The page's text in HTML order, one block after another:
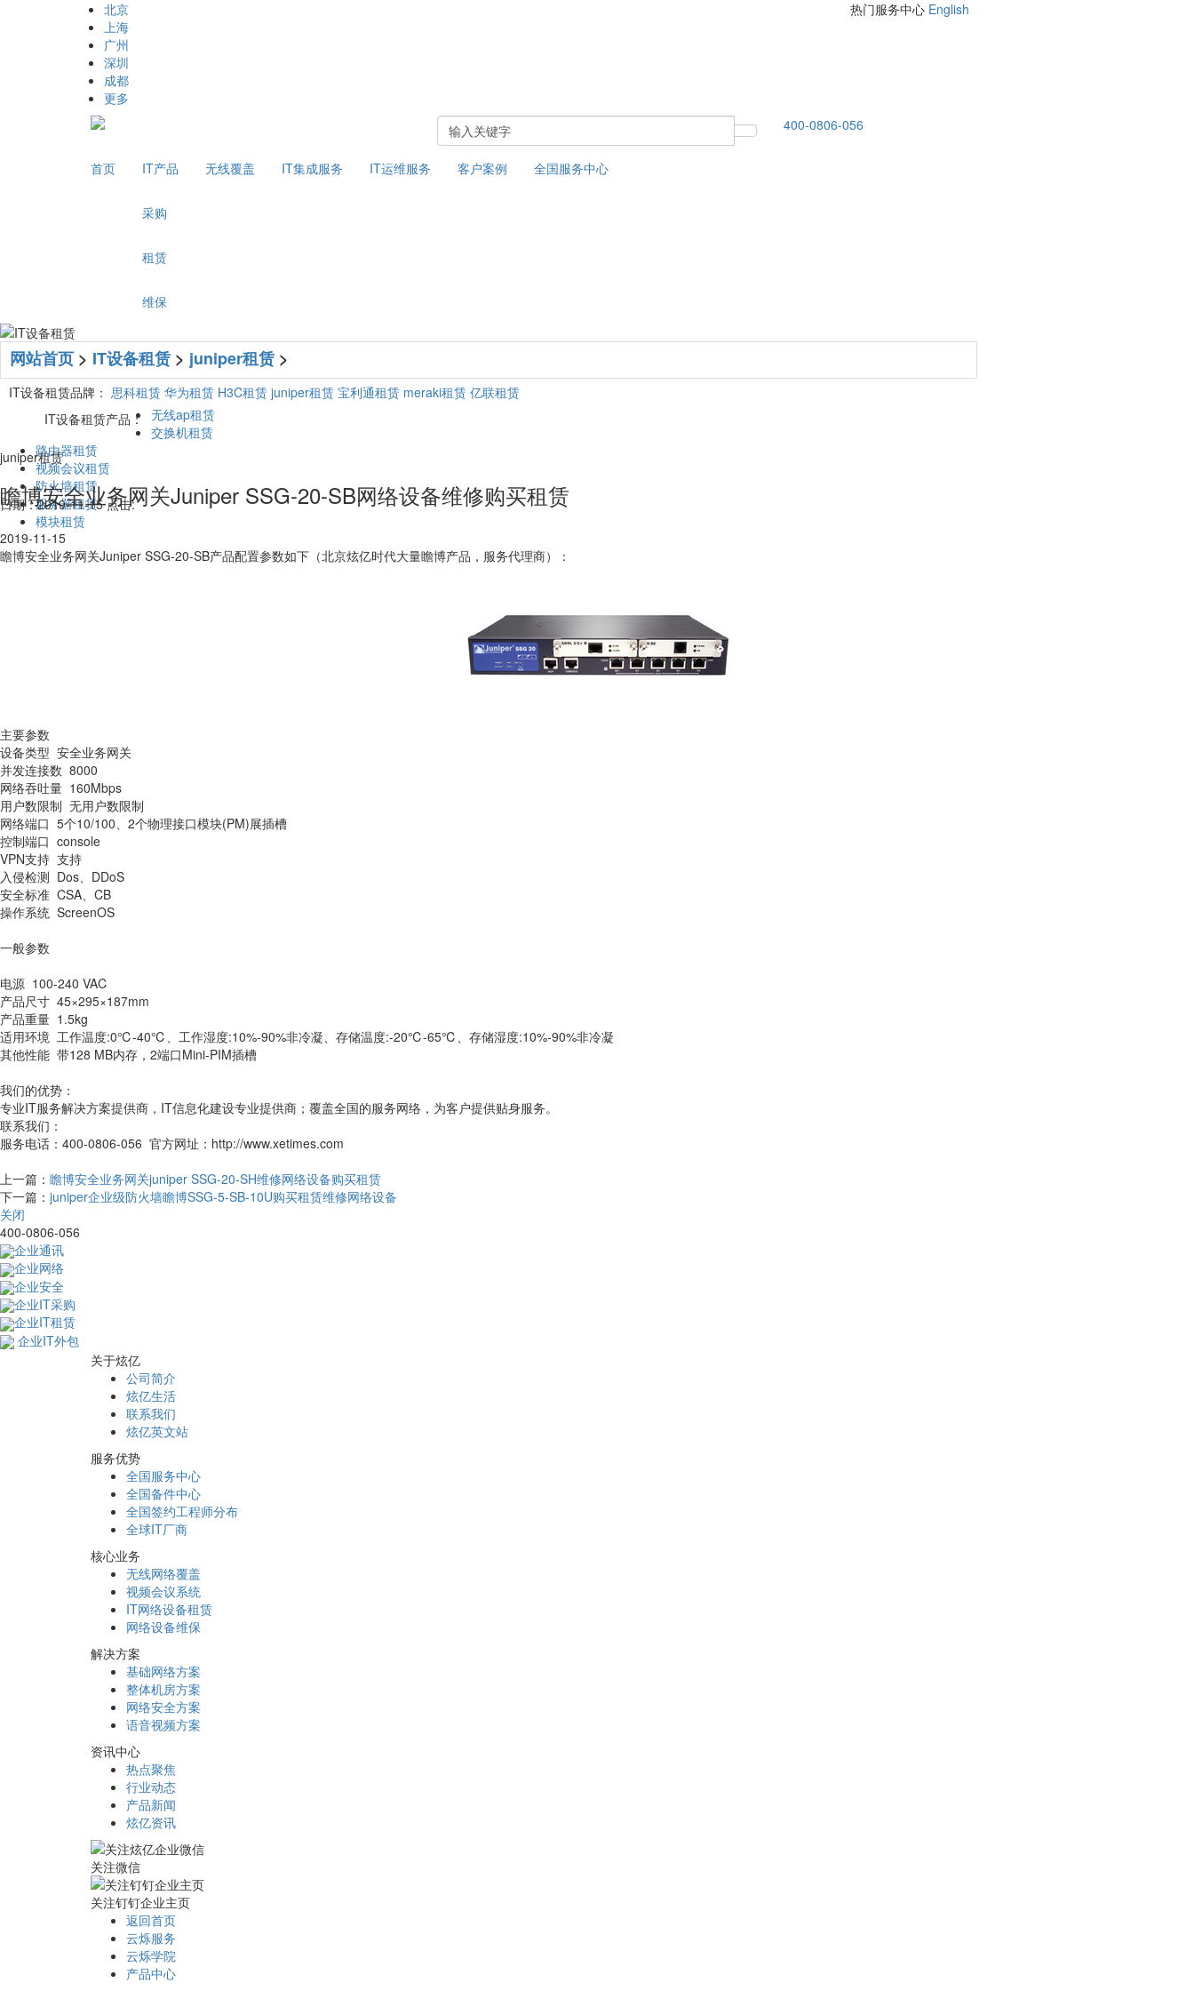
热门服务中心
北京
上海
广州
深圳
成都
更多
English
400-0806-056
首页 IT产品
采购
租赁
维保
无线覆盖 IT集成服务 IT运维服务 客户案例 全国服务中心
网站首页 > IT设备租赁 > juniper租赁 >
IT设备租赁品牌： 思科租赁 华为租赁 H3C租赁 juniper租赁 宝利通租赁 meraki租赁 亿联租赁
IT设备租赁产品： 无线ap租赁
交换机租赁
路由器租赁
视频会议租赁
防火墙租赁
服务器租赁
模块租赁
juniper租赁
瞻博安全业务网关Juniper SSG-20-SB网络设备维修购买租赁
日期：2019-11-15 点击:
2019-11-15
瞻博安全业务网关Juniper SSG-20-SB产品配置参数如下（北京炫亿时代大量瞻博产品，服务代理商）：
主要参数
设备类型 安全业务网关
并发连接数 8000
网络吞吐量 160Mbps
用户数限制 无用户数限制
网络端口 5个10/100、2个物理接口模块(PM)展插槽
控制端口 console
VPN支持 支持
入侵检测 Dos、DDoS
安全标准 CSA、CB
操作系统 ScreenOS
一般参数
电源 100-240 VAC
产品尺寸 45×295×187mm
产品重量 1.5kg
适用环境 工作温度:0℃-40℃、工作湿度:10%-90%非冷凝、存储温度:-20℃-65℃、存储湿度:10%-90%非冷凝
其他性能 带128 MB内存，2端口Mini-PIM插槽
我们的优势：
专业IT服务解决方案提供商，IT信息化建设专业提供商；覆盖全国的服务网络，为客户提供贴身服务。
联系我们：
服务电话：400-0806-056 官方网址：http://www.xetimes.com
上一篇： 瞻博安全业务网关juniper SSG-20-SH维修网络设备购买租赁
下一篇： juniper企业级防火墙瞻博SSG-5-SB-10U购买租赁维修网络设备
关闭
400-0806-056
企业通讯
企业网络
企业安全
企业IT采购
企业IT租赁
企业IT外包
关于炫亿
公司简介
炫亿生活
联系我们
炫亿英文站
服务优势
全国服务中心
全国备件中心
全国签约工程师分布
全球IT厂商
核心业务
无线网络覆盖
视频会议系统
IT网络设备租赁
网络设备维保
解决方案
基础网络方案
整体机房方案
网络安全方案
语音视频方案
资讯中心
热点聚焦
行业动态
产品新闻
炫亿资讯
关注微信
关注钉钉企业主页
返回首页
云烁服务
云烁学院
产品中心